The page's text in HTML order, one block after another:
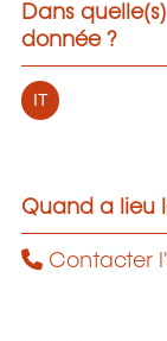
Dans
donnée ?
IT
Quand a lieu
Contacter